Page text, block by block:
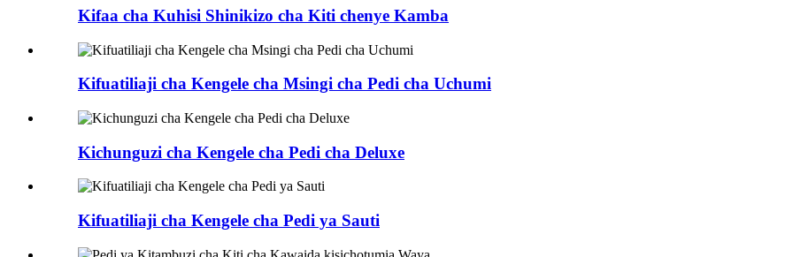
Kifaa cha Kuhisi Shinikizo cha Kiti chenye Kamba
Kifuatiliaji cha Kengele cha Msingi cha Pedi cha Uchumi
Kichunguzi cha Kengele cha Pedi cha Deluxe
Kifuatiliaji cha Kengele cha Pedi ya Sauti